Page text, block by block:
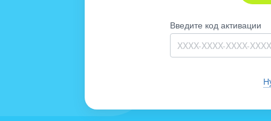
Введите код активации